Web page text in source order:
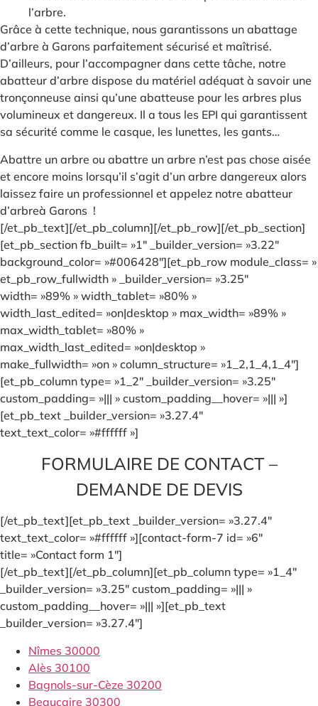
l’arbre.
Grâce à cette technique, nous garantissons un abattage
d’arbre à Garons parfaitement sécurisé et maîtrisé.
D’ailleurs, pour l’accompagner dans cette tâche, notre
abatteur d’arbre dispose du matériel adéquat à savoir une
tronçonneuse ainsi qu’une abatteuse pour les arbres plus
volumineux et dangereux. Il a tous les EPI qui garantissent
sa sécurité comme le casque, les lunettes, les gants…
Abattre un arbre ou abattre un arbre n’est pas chose aisée
et encore moins lorsqu’il s’agit d’un arbre dangereux alors
laissez faire un professionnel et appelez notre abatteur
d’arbreà Garons !
[/et_pb_text][/et_pb_column][/et_pb_row][/et_pb_section]
[et_pb_section fb_built= »1″ _builder_version= »3.22″
background_color= »#006428″][et_pb_row module_class= »
et_pb_row_fullwidth » _builder_version= »3.25″
width= »89% » width_tablet= »80% »
width_last_edited= »on|desktop » max_width= »89% »
max_width_tablet= »80% »
max_width_last_edited= »on|desktop »
make_fullwidth= »on » column_structure= »1_2,1_4,1_4″]
[et_pb_column type= »1_2″ _builder_version= »3.25″
custom_padding= »||| » custom_padding__hover= »||| »]
[et_pb_text _builder_version= »3.27.4″
text_text_color= »#ffffff »]
FORMULAIRE DE CONTACT –
DEMANDE DE DEVIS
[/et_pb_text][et_pb_text _builder_version= »3.27.4″
text_text_color= »#ffffff »][contact-form-7 id= »6″
title= »Contact form 1″]
[/et_pb_text][/et_pb_column][et_pb_column type= »1_4″
_builder_version= »3.25″ custom_padding= »||| »
custom_padding__hover= »||| »][et_pb_text
_builder_version= »3.27.4″]
Nîmes 30000
Alès 30100
Bagnols-sur-Cèze 30200
Beaucaire 30300